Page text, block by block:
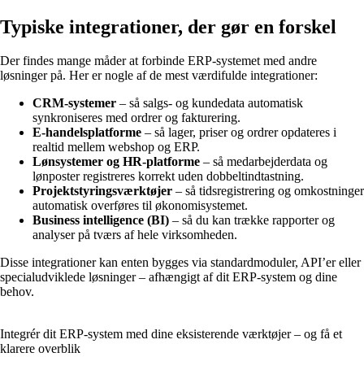
Typiske integrationer, der gør en forskel
Der findes mange måder at forbinde ERP-systemet med andre
løsninger på. Her er nogle af de mest værdifulde integrationer:
CRM-systemer – så salgs- og kundedata automatisk
synkroniseres med ordrer og fakturering.
E-handelsplatforme – så lager, priser og ordrer opdateres i
realtid mellem webshop og ERP.
Lønsystemer og HR-platforme – så medarbejderdata og
lønposter registreres korrekt uden dobbeltindtastning.
Projektstyringsværktøjer – så tidsregistrering og omkostninger
automatisk overføres til økonomisystemet.
Business intelligence (BI) – så du kan trække rapporter og
analyser på tværs af hele virksomheden.
Disse integrationer kan enten bygges via standardmoduler, API’er eller
specialudviklede løsninger – afhængigt af dit ERP-system og dine
behov.
Integrér dit ERP-system med dine eksisterende værktøjer – og få et
klarere overblik